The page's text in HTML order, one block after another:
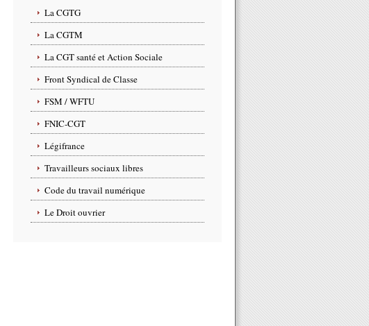
La CGTG
La CGTM
La CGT santé et Action Sociale
Front Syndical de Classe
FSM / WFTU
FNIC-CGT
Légifrance
Travailleurs sociaux libres
Code du travail numérique
Le Droit ouvrier